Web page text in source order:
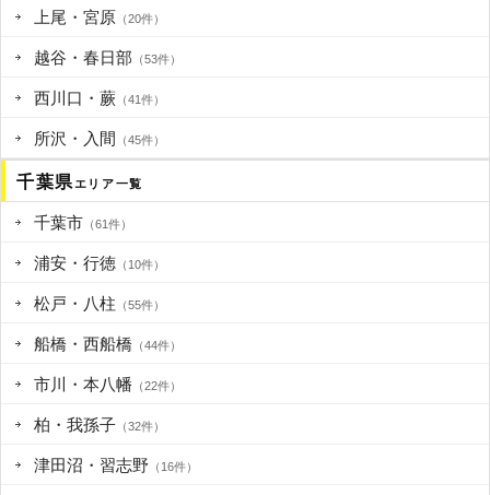
上尾・宮原 （20件）
越谷・春日部 （53件）
西川口・蕨 （41件）
所沢・入間 （45件）
千葉県エリア一覧
千葉市 （61件）
浦安・行徳 （10件）
松戸・八柱 （55件）
船橋・西船橋 （44件）
市川・本八幡 （22件）
柏・我孫子 （32件）
津田沼・習志野 （16件）